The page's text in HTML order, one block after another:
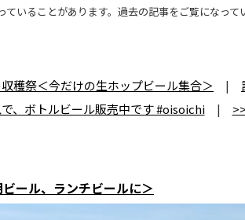
いることがあります。過去の記事をご覧になって
穫祭＜今だけの生ホップビール集合＞ |
、ボトルビール販売中です #oisoichi| >>
ール、ランチビールに＞